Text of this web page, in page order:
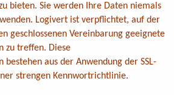
bieten. Sie werden Ihre Daten niemals
Logivert ist verpflichtet, auf der
geschlossenen Vereinbarung geeignete
zu treffen. Diese
bestehen aus der Anwendung der SSL-
strengen Kennwortrichtlinie.